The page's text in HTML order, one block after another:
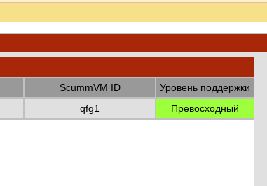
ScummVM ID
Уровень поддержки
qfg1 Превосходный